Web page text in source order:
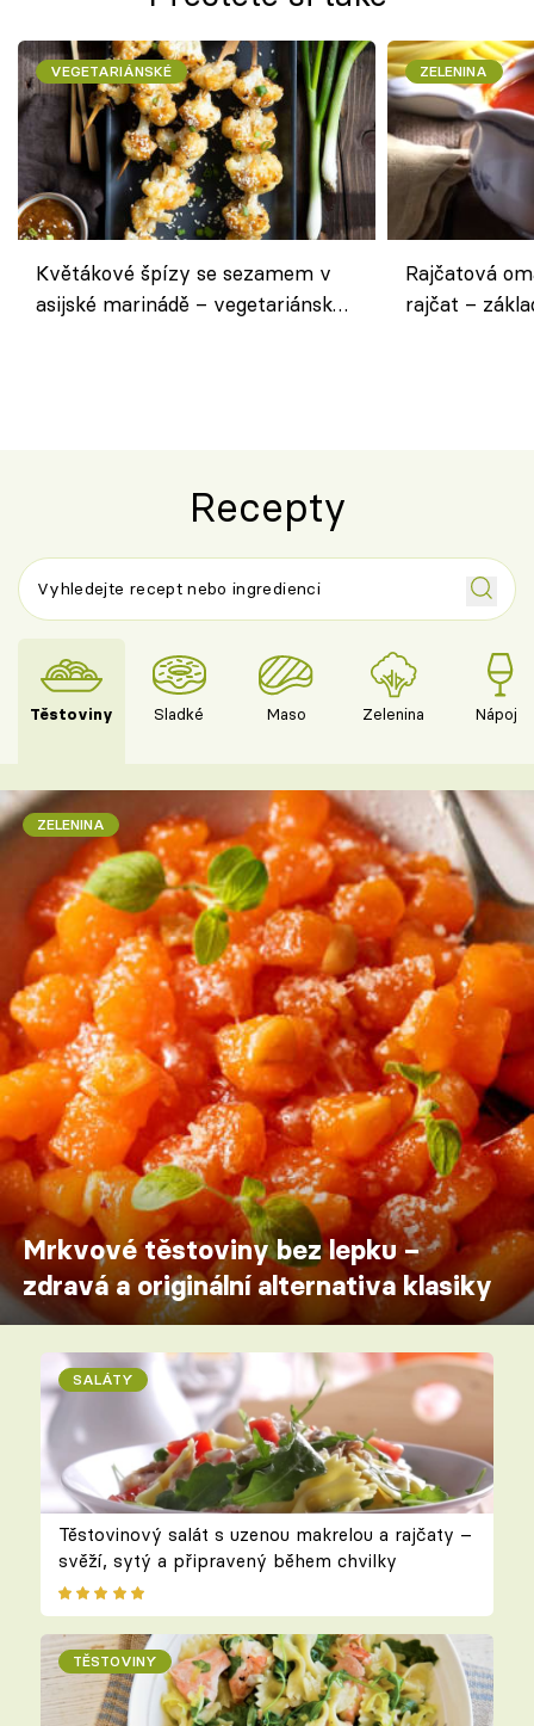
VEGETARIÁNSKÉ
Květákové špízy se sezamem v
asijské marinádě – vegetariánská
ZELENINA
Rajčatová
rajčat –
Recepty
Těstoviny Sladké Maso Zelenina Nápoje
ZELENINA
Mrkvové těstoviny bez lepku –
zdravá a originální alternativa klasiky
SALÁTY
Těstovinový salát s uzenou makrelou a rajčaty –
svěží, sytý a připravený během chvilky
TĚSTOVINY